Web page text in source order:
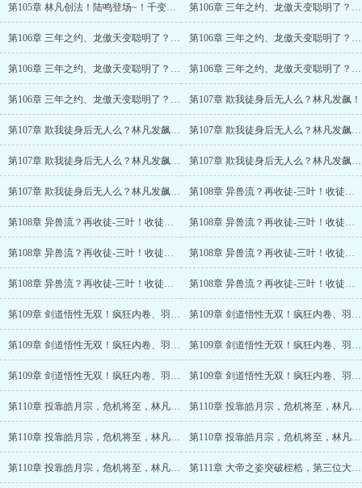
第105章 林凡创法！陆鸣登场~！千变万化之术(5/5) 第106章 三年之约、龙傲天变聪明了？摇旗！
第106章 三年之约、龙傲天变聪明了？摇旗！(2/6) 第106章 三年之约、龙傲天变聪明了？摇旗！(3/6)
第106章 三年之约、龙傲天变聪明了？摇旗！(4/6) 第106章 三年之约、龙傲天变聪明了？摇旗！(5/6)
第106章 三年之约、龙傲天变聪明了？摇旗！(6/6) 第107章 欺我徒身后无人么？林凡发飙！
第107章 欺我徒身后无人么？林凡发飙！(2/6) 第107章 欺我徒身后无人么？林凡发飙！(3/6)
第107章 欺我徒身后无人么？林凡发飙！(4/6) 第107章 欺我徒身后无人么？林凡发飙！(5/6)
第107章 欺我徒身后无人么？林凡发飙！(6/6) 第108章 异兽流？再收徒-三叶！收徒被雷劈！
第108章 异兽流？再收徒-三叶！收徒被雷劈！(2/7) 第108章 异兽流？再收徒-三叶！收徒被雷劈！(3/7)
第108章 异兽流？再收徒-三叶！收徒被雷劈！(4/7) 第108章 异兽流？再收徒-三叶！收徒被雷劈！(5/7)
第108章 异兽流？再收徒-三叶！收徒被雷劈！(6/7) 第108章 异兽流？再收徒-三叶！收徒被雷劈！(7/7)
第109章 剑道悟性无双！疯狂内卷、羽族第一神子！ 第109章 剑道悟性无双！疯狂内卷、羽族第一神子！(2/6)
第109章 剑道悟性无双！疯狂内卷、羽族第一神子！(3/6) 第109章 剑道悟性无双！疯狂内卷、羽族第一神子！(4/6)
第109章 剑道悟性无双！疯狂内卷、羽族第一神子！(5/6) 第109章 剑道悟性无双！疯狂内卷、羽族第一神子！(6/6)
第110章 投靠皓月宗，危机将至，林凡出牌 第110章 投靠皓月宗，危机将至，林凡出牌(2/5)
第110章 投靠皓月宗，危机将至，林凡出牌(3/5) 第110章 投靠皓月宗，危机将至，林凡出牌(4/5)
第110章 投靠皓月宗，危机将至，林凡出牌(5/5) 第111章 大帝之姿突破桎梏，第三位大能加盟~！